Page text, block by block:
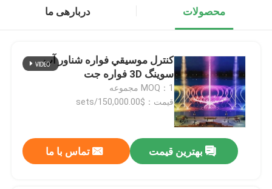
محصولات دربارهی ما
کنترل موسيقي فواره شناور آب
سوينگ 3D فواره جت
MOQ：1 مجموعه
قیمت：$150,000.00/sets
بهترین قیمت تماس با ما